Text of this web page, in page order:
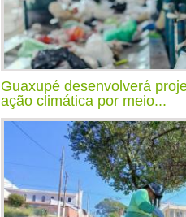
Guaxupé desenvolverá
ação climática por meio...